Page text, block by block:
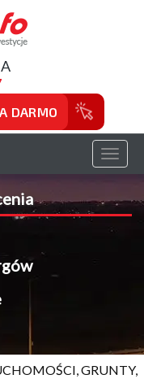
DARMO
Toggle
GRUNTY,